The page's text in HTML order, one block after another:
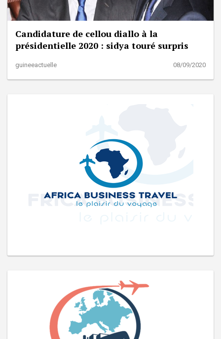
Candidature de cellou diallo à la
présidentielle 2020 : sidya touré surpris
guineeactuelle 08/09/2020